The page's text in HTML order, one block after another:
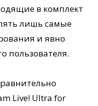
в комплект
лишь самые
и явно
пользователя.
Live! Ultra for